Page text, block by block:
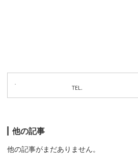
TEL.
他の記事
他の記事がまだありません。